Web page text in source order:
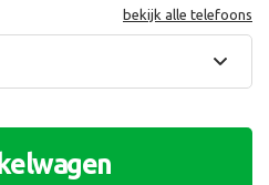
bekijk alle telefoons